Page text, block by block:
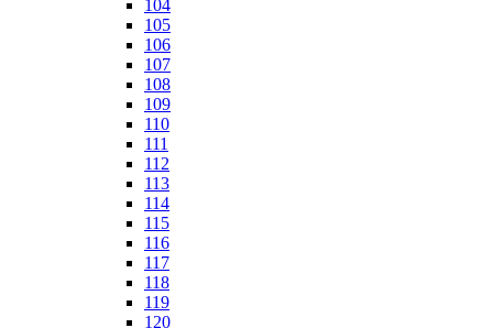
104
105
106
107
108
109
110
111
112
113
114
115
116
117
118
119
120